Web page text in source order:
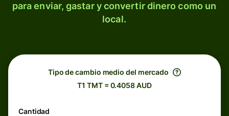
para enviar, gastar y convertir dinero como un
local.
Tipo de cambio medio del mercado
T1 TMT = 0.4058 AUD
Cantidad